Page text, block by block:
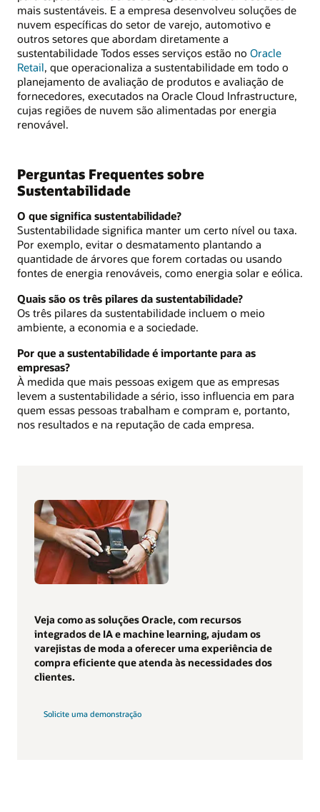
mais sustentáveis. E a empresa desenvolveu soluções de
nuvem específicas do setor de varejo, automotivo e
outros setores que abordam diretamente a
sustentabilidade Todos esses serviços estão no Oracle
Retail, que operacionaliza a sustentabilidade em todo o
planejamento de avaliação de produtos e avaliação de
fornecedores, executados na Oracle Cloud Infrastructure,
cujas regiões de nuvem são alimentadas por energia
renovável.
Perguntas Frequentes sobre
Sustentabilidade
O que significa sustentabilidade?
Sustentabilidade significa manter um certo nível ou taxa.
Por exemplo, evitar o desmatamento plantando a
quantidade de árvores que forem cortadas ou usando
fontes de energia renováveis, como energia solar e eólica.
Quais são os três pilares da sustentabilidade?
Os três pilares da sustentabilidade incluem o meio
ambiente, a economia e a sociedade.
Por que a sustentabilidade é importante para as
empresas?
À medida que mais pessoas exigem que as empresas
levem a sustentabilidade a sério, isso influencia em para
quem essas pessoas trabalham e compram e, portanto,
nos resultados e na reputação de cada empresa.
Veja como as soluções Oracle, com recursos
integrados de IA e machine learning, ajudam os
varejistas de moda a oferecer uma experiência de
compra eficiente que atenda às necessidades dos
clientes.
Solicite uma demonstração